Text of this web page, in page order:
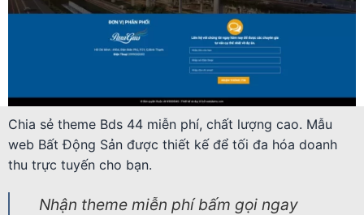
Chia sẻ theme Bds 44 miễn phí, chất lượng cao. Mẫu
web Bất Động Sản được thiết kế để tối đa hóa doanh
thu trực tuyến cho bạn.
Nhận theme miễn phí bấm gọi ngay